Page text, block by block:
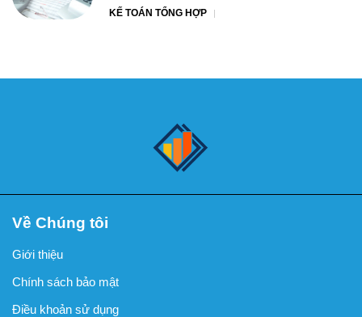
KẾ TOÁN TỔNG HỢP
Về Chúng tôi
Giới thiệu
Chính sách bảo mật
Điều khoản sử dụng